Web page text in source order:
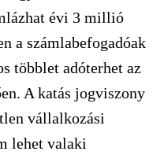
évi 3 millió
a számlabefogadóak
többlet adóterhet az
A katás jogviszony
vállalkozási
lehet valaki